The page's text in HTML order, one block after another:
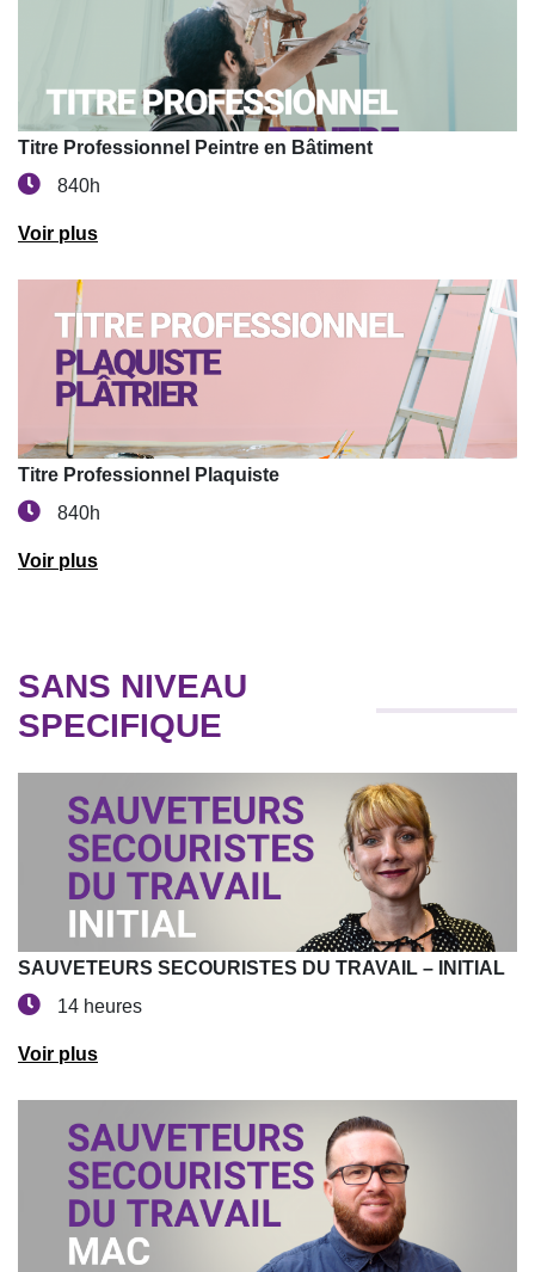
Titre Professionnel Peintre en Bâtiment
840h
Voir plus
Titre Professionnel Plaquiste
840h
Voir plus
SANS NIVEAU
SPECIFIQUE
SAUVETEURS SECOURISTES DU TRAVAIL – INITIAL
14 heures
Voir plus